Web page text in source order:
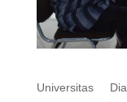
Universitas